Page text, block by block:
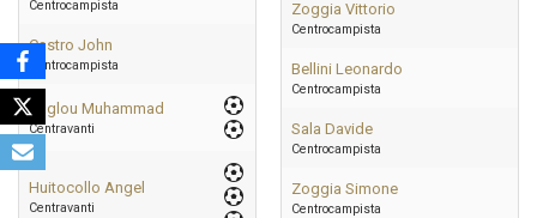
Centrocampista
Castro John
Centrocampista
Zaglou Muhammad
Centravanti
Huitocollo Angel
Centravanti
Zoggia Vittorio
Centrocampista
Bellini Leonardo
Centrocampista
Sala Davide
Centrocampista
Zoggia Simone
Centrocampista